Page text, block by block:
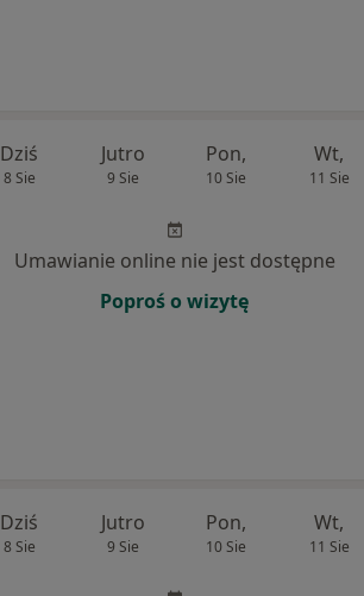
Dziś
8 Sie
Jutro
9 Sie
Pon,
10 Sie
Wt,
11 Sie
Umawianie online nie jest dostępne
Poproś o wizytę
Dziś
8 Sie
Jutro
9 Sie
Pon,
10 Sie
Wt,
11 Sie